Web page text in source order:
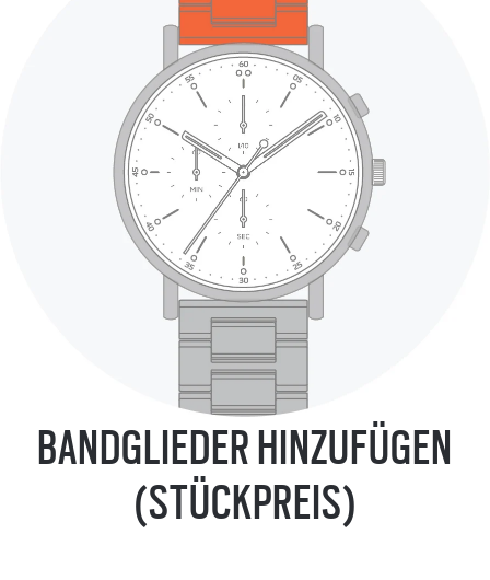
BANDGLIEDER HINZUFÜGEN
(STÜCKPREIS)